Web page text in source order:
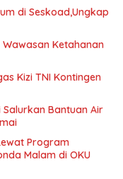
di Seskoad,Ungkap
Wawasan Ketahanan
Kizi TNI Kontingen
Bantuan Air
Program
Malam di OKU